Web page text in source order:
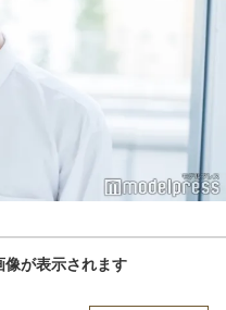
が表示されます